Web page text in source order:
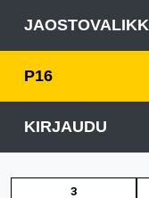
P16
KIRJAUDU
3